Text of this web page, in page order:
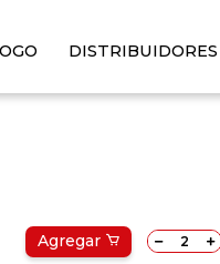
DISTRIBUIDORES
Agregar